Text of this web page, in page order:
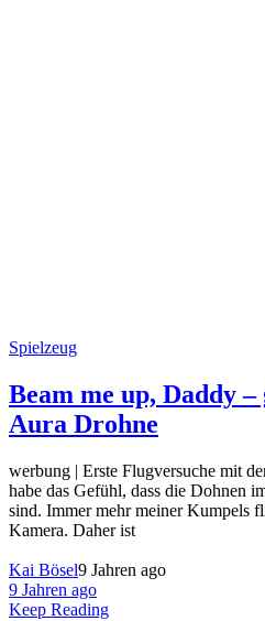
Spielzeug
Beam me up, Daddy –
Aura Drohne
werbung | Erste Flugversuche mit
habe das Gefühl, dass die Dohnen
sind. Immer mehr meiner Kumpels
Kamera. Daher ist
Kai Bösel9 Jahren ago
9 Jahren ago
Keep Reading